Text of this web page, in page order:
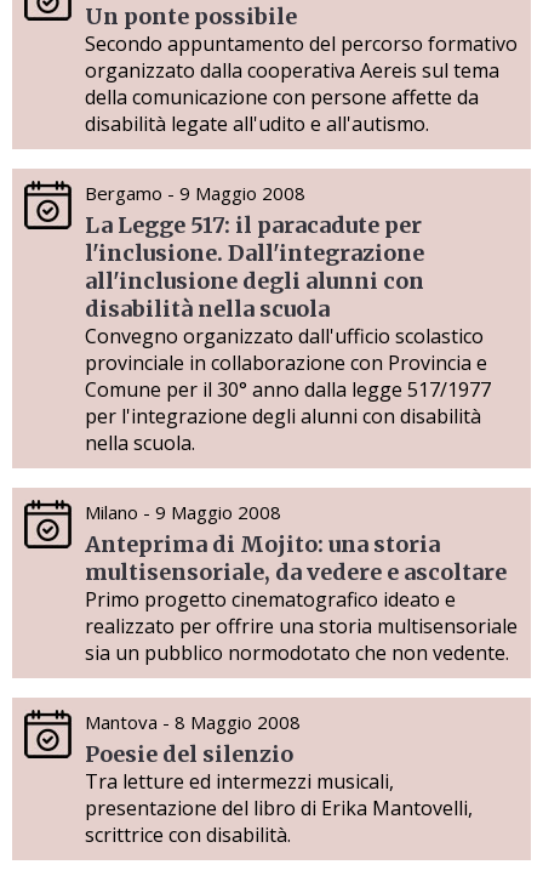
Un ponte possibile
Secondo appuntamento del percorso formativo
organizzato dalla cooperativa Aereis sul tema
della comunicazione con persone affette da
disabilità legate all'udito e all'autismo.
Bergamo - 9 Maggio 2008
La Legge 517: il paracadute per
l'inclusione. Dall'integrazione
all'inclusione degli alunni con
disabilità nella scuola
Convegno organizzato dall'ufficio scolastico
provinciale in collaborazione con Provincia e
Comune per il 30° anno dalla legge 517/1977
per l'integrazione degli alunni con disabilità
nella scuola.
Milano - 9 Maggio 2008
Anteprima di Mojito: una storia
multisensoriale, da vedere e ascoltare
Primo progetto cinematografico ideato e
realizzato per offrire una storia multisensoriale
sia un pubblico normodotato che non vedente.
Mantova - 8 Maggio 2008
Poesie del silenzio
Tra letture ed intermezzi musicali,
presentazione del libro di Erika Mantovelli,
scrittrice con disabilità.